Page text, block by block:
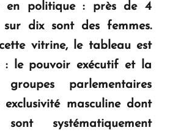
de résilience et d'avenir
Regency d'Arménie
à Dilijan
en politique : près de 4
sur dix sont des femmes.
vitrine, le tableau est
: le pouvoir exécutif et la
parlementaires
masculine dont
systématiquement